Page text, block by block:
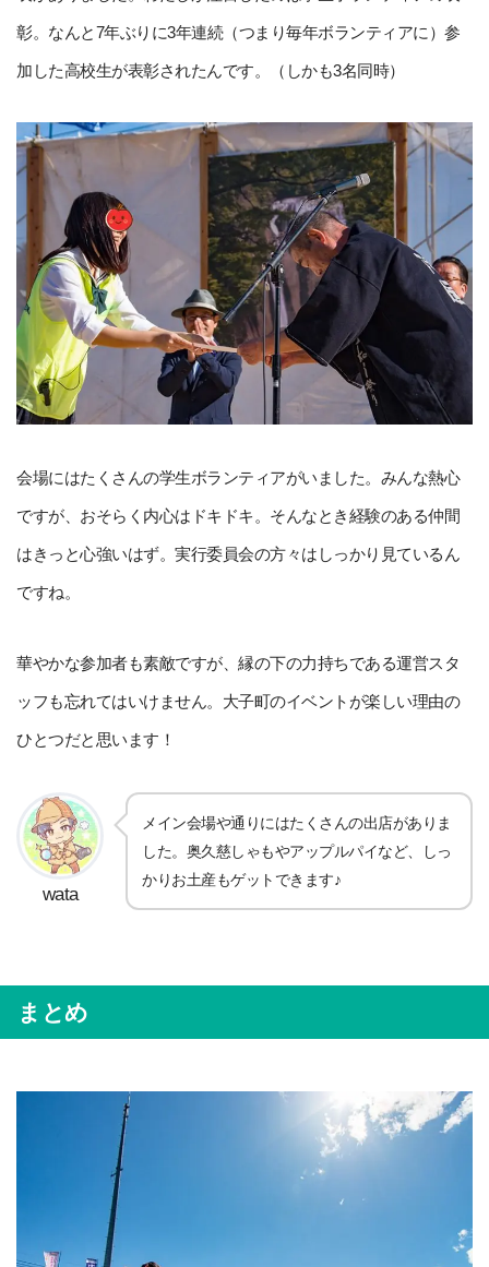
彰。なんと7年ぶりに3年連続（つまり毎年ボランティアに）参
加した高校生が表彰されたんです。（しかも3名同時）
会場にはたくさんの学生ボランティアがいました。みんな熱心
ですが、おそらく内心はドキドキ。そんなとき経験のある仲間
はきっと心強いはず。実行委員会の方々はしっかり見ているん
ですね。
華やかな参加者も素敵ですが、縁の下の力持ちである運営スタ
ッフも忘れてはいけません。大子町のイベントが楽しい理由の
ひとつだと思います！
wata
メイン会場や通りにはたくさんの出店がありま
した。奥久慈しゃもやアップルパイなど、しっ
かりお土産もゲットできます♪
まとめ